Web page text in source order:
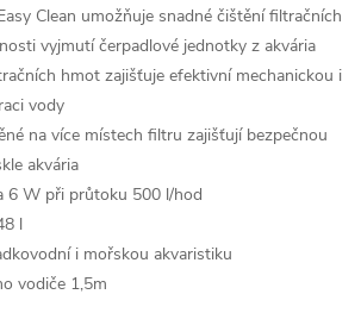
Clean umožňuje snadné čištění filtračních
vyjmutí čerpadlové jednotky z akvária
hmot zajišťuje efektivní mechanickou i
vody
na více místech filtru zajišťují bezpečnou
akvária
6 W při průtoku 500 l/hod
l
i mořskou akvaristiku
vodiče 1,5m